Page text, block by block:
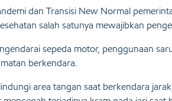
dan Transisi New Normal
salah satunya mewajibkan
sepeda motor, penggunaan
berkendara.
area tangan saat berkendara